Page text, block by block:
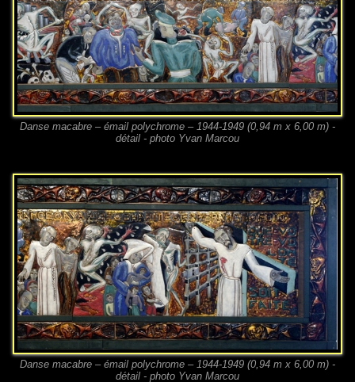
Danse macabre – émail polychrome – 1944-1949 (0,94 m x 6,00 m) -
détail - photo Yvan Marcou
Danse macabre – émail polychrome – 1944-1949 (0,94 m x 6,00 m) -
détail - photo Yvan Marcou